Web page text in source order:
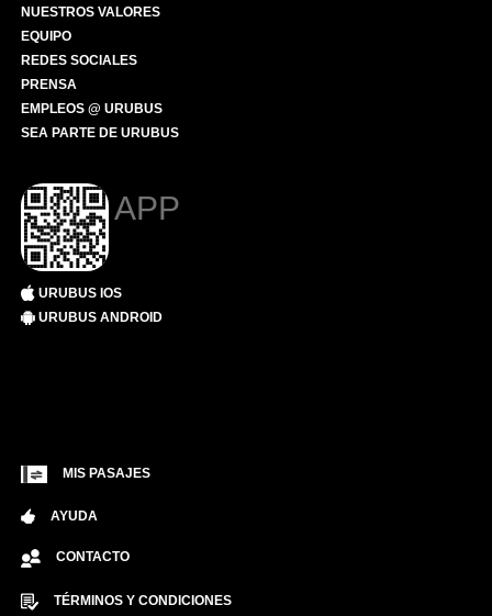
NUESTROS VALORES
EQUIPO
REDES SOCIALES
PRENSA
EMPLEOS @ URUBUS
SEA PARTE DE URUBUS
APP
URUBUS IOS
URUBUS ANDROID
MIS PASAJES
AYUDA
CONTACTO
TÉRMINOS Y CONDICIONES